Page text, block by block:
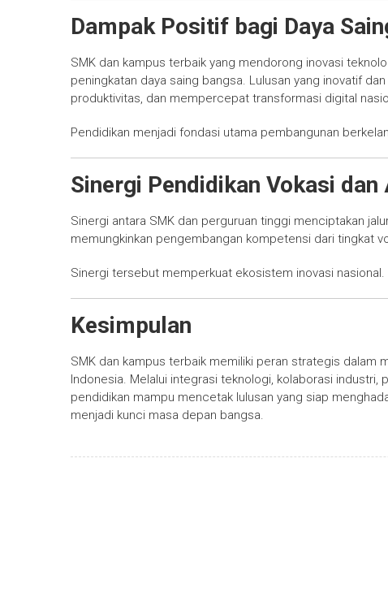
Dampak Positif bagi Daya
SMK dan kampus terbaik yang mendorong inovasi
peningkatan daya saing bangsa. Lulusan yang inovatif
produktivitas, dan mempercepat transformasi digital
Pendidikan menjadi fondasi utama pembangunan
Sinergi Pendidikan Vokasi
Sinergi antara SMK dan perguruan tinggi menciptakan
memungkinkan pengembangan kompetensi dari tingkat
Sinergi tersebut memperkuat ekosistem inovasi nasional.
Kesimpulan
SMK dan kampus terbaik memiliki peran strategis dalam
Indonesia. Melalui integrasi teknologi, kolaborasi industri,
pendidikan mampu mencetak lulusan yang siap
menjadi kunci masa depan bangsa.